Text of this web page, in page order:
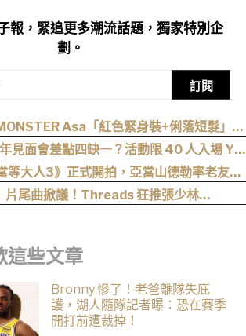
報，緊追更多潮流話題，獨家特別企
劃。
訂閱
Asa「紅色緊身裝+俐落短髮」與
度爆表，粉絲狂刷「ASA Wong」
見面會差點四缺一？活動限 40 人入場 YG
遭全網撻伐！
等大人3》正式開拍，亞當山德勒率老友轉
戰 Netflix
片尾曲掀議！Threads 狂推張少林
這些文章
Bronny 慘了！老爸離隊失庇
護，湖人隨隊記者曝：恐在賽季
開打前遭裁掉！